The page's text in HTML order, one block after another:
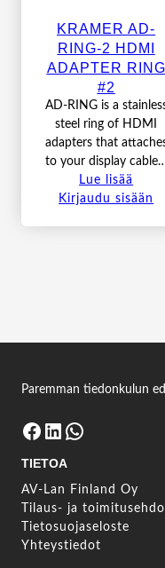
KRAMER AD-
RING-2 HDMI
ADAPTER RING
#2
AD-RING is a
steel ring of HDMI
adapters that
to your display
Lue lisää
Kirjaudu sisään
Paremman tiedonkulun
Facebook LinkedIn WhatsApp
TIETOA
AV-Lan Finland Oy
Tilaus- ja
Tietosuojaseloste
Yhteystiedot